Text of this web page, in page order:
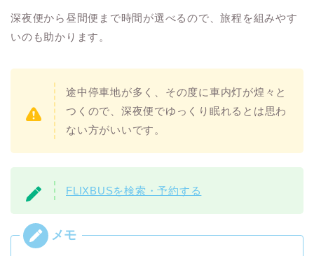
深夜便から昼間便まで時間が選べるので、旅程を組みやす
いのも助かります。
途中停車地が多く、その度に車内灯が煌々と
つくので、深夜便でゆっくり眠れるとは思わ
ない方がいいです。
FLIXBUSを検索・予約する